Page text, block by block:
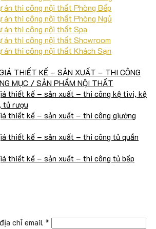
án thi công nội thất Phòng Bếp
án thi công nội thất Phòng Ngủ
án thi công nội thất Spa
án thi công nội thất Showroom
án thi công nội thất Khách Sạn
THIẾT KẾ – SẢN XUẤT – THI CÔNG
MỤC / SẢN PHẨM NỘI THẤT
thiết kế – sản xuất – thi công kệ tivi, kệ
tủ rượu
thiết kế – sản xuất – thi công giường
thiết kế – sản xuất – thi công tủ quần
thiết kế – sản xuất – thi công tủ bếp
chỉ email *